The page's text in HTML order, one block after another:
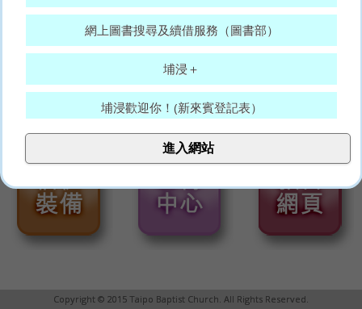
Copyright © 2015 Taipo Baptist Church. All Rights Reserved.
網上圖書搜尋及續借服務（圖書部）
埔浸＋
埔浸歡迎你！(新來賓登記表）
大埔浸信會代禱表
願賜平安的神，常和你們眾人同在。(羅15:33)
進入網站